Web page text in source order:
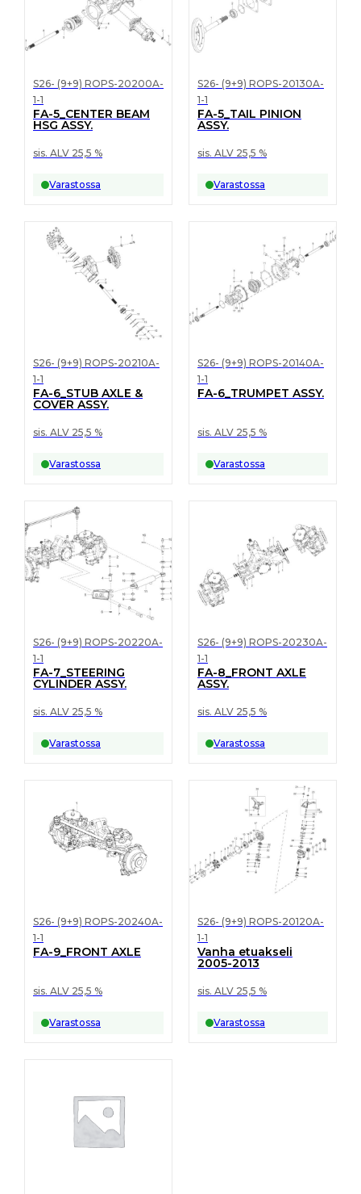
S26- (9+9) ROPS-20200A-
1-1
FA-5_CENTER BEAM
HSG ASSY.
sis. ALV 25,5 %
Varastossa
S26- (9+9) ROPS-20130A-
1-1
FA-5_TAIL PINION
ASSY.
sis. ALV 25,5 %
Varastossa
S26- (9+9) ROPS-20210A-
1-1
FA-6_STUB AXLE &
COVER ASSY.
sis. ALV 25,5 %
Varastossa
S26- (9+9) ROPS-20140A-
1-1
FA-6_TRUMPET ASSY.
sis. ALV 25,5 %
Varastossa
S26- (9+9) ROPS-20220A-
1-1
FA-7_STEERING
CYLINDER ASSY.
sis. ALV 25,5 %
Varastossa
S26- (9+9) ROPS-20230A-
1-1
FA-8_FRONT AXLE
ASSY.
sis. ALV 25,5 %
Varastossa
S26- (9+9) ROPS-20240A-
1-1
FA-9_FRONT AXLE
sis. ALV 25,5 %
Varastossa
S26- (9+9) ROPS-20120A-
1-1
Vanha etuakseli
2005-2013
sis. ALV 25,5 %
Varastossa